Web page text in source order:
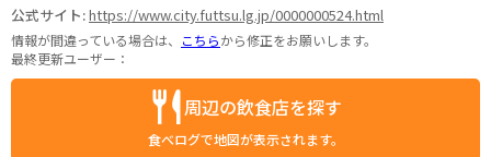
公式サイト:https://www.city.futtsu.lg.jp/0000000524.html
情報が間違っている場合は、 こちらから修正をお願いします。
最終更新ユーザー：
周辺の飲食店を探す
食べログで地図が表示されます。